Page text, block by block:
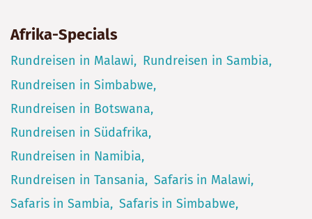
Afrika-Specials
Rundreisen in Malawi
Rundreisen in Sambia
Rundreisen in Simbabwe
Rundreisen in Botswana
Rundreisen in Südafrika
Rundreisen in Namibia
Rundreisen in Tansania
Safaris in Malawi
Safaris in Sambia
Safaris in Simbabwe